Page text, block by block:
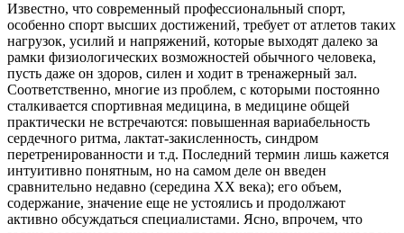
Известно, что современный профессиональный спорт,
особенно спорт высших достижений, требует от атлетов таких
нагрузок, усилий и напряжений, которые выходят далеко за
рамки физиологических возможностей обычного человека,
пусть даже он здоров, силен и ходит в тренажерный зал.
Соответственно, многие из проблем, с которыми постоянно
сталкивается спортивная медицина, в медицине общей
практически не встречаются: повышенная вариабельность
сердечного ритма, лактат-закисленность, синдром
перетренированности и т.д. Последний термин лишь кажется
интуитивно понятным, но на самом деле он введен
сравнительно недавно (середина ХХ века); его объем,
содержание, значение еще не устоялись и продолжают
активно обсуждаться специалистами. Ясно, впрочем, что